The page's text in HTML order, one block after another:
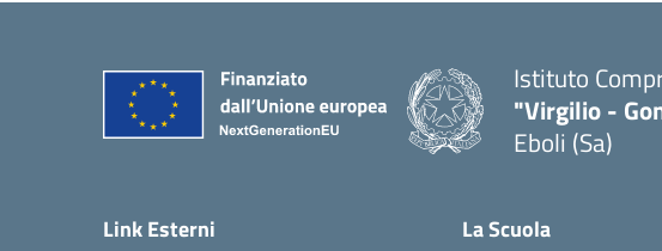
Istituto
"Virgilio -
Eboli (Sa)
Link Esterni La Scuola